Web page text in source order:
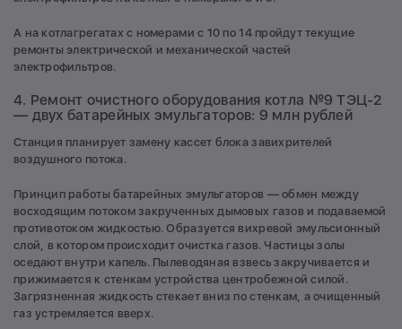
А на котлагрегатах с номерами с 10 по 14 пройдут текущие
ремонты электрической и механической частей
электрофильтров.
4. Ремонт очистного оборудования котла №9 ТЭЦ-2
— двух батарейных эмульгаторов: 9 млн рублей
Станция планирует замену кассет блока завихрителей
воздушного потока.
Принцип работы батарейных эмульгаторов — обмен между
восходящим потоком закрученных дымовых газов и подаваемой
противотоком жидкостью. Образуется вихревой эмульсионный
слой, в котором происходит очистка газов. Частицы золы
оседают внутри капель. Пылеводяная взвесь закручивается и
прижимается к стенкам устройства центробежной силой.
Загрязненная жидкость стекает вниз по стенкам, а очищенный
газ устремляется вверх.